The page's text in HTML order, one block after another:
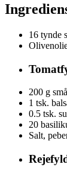
16 tynde
200 g
1 tsk.
0.5 tsk.
20
Salt,